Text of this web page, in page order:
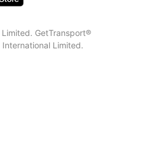
GetTransport®
Limited.